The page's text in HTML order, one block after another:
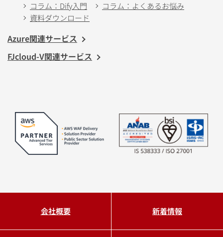
コラム：Dify入門
コラム：よくあるお悩み
資料ダウンロード
Azure関連サービス
FJcloud-V関連サービス
会社概要 新着情報